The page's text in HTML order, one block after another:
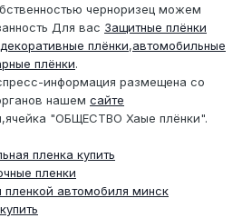
черноризец можем
Для вас Защитные плёнки
декоративные плёнки,автомобильные
плёнки.
информация размещена со
нашем сайте
"ОБЩЕСТВО Хаые плёнки".
пленка купить
пленки
пленкой автомобиля минск